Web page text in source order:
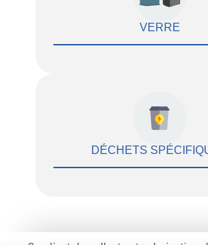
VERRE
DÉCHETS